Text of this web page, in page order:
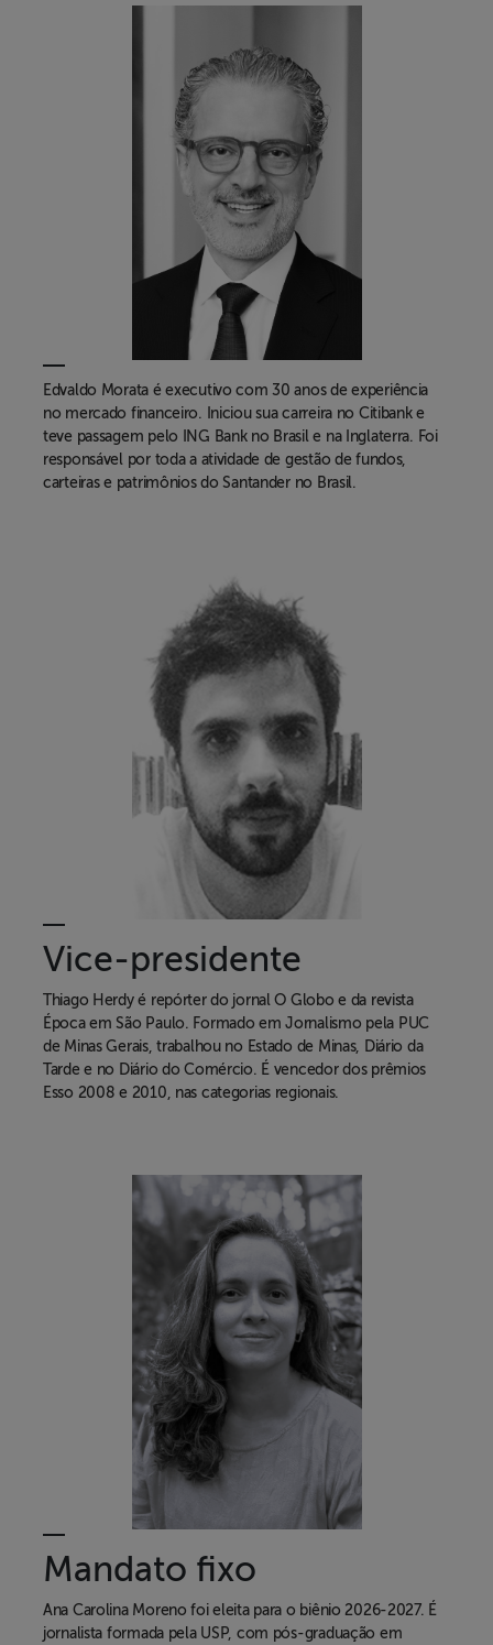
Edvaldo Morata é executivo com 30 anos de experiência
no mercado financeiro. Iniciou sua carreira no Citibank e
teve passagem pelo ING Bank no Brasil e na Inglaterra. Foi
responsável por toda a atividade de gestão de fundos,
carteiras e patrimônios do Santander no Brasil.
Vice-presidente
Thiago Herdyé repórter do jornal O Globo e da revista
Época em São Paulo. Formado em Jornalismo pela PUC
de Minas Gerais, trabalhou no Estado de Minas, Diário da
Tarde e no Diário do Comércio. É vencedor dos prêmios
Esso 2008 e 2010, nas categorias regionais.
Mandato fixo
Ana Carolina Moreno foi eleita para o biênio 2026-2027. É
jornalista formada pela USP, com pós-graduação em